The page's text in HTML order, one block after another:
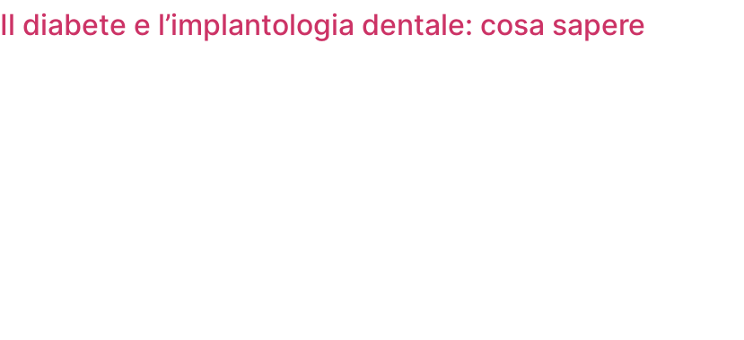
Il diabete e l’implantologia dentale: cosa sapere